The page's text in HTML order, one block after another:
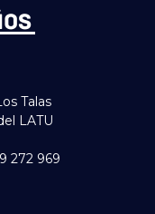
Talas
LATU
272 969